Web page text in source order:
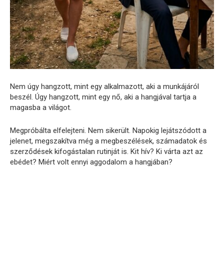
Nem úgy hangzott, mint egy alkalmazott, aki a munkájáról
beszél. Úgy hangzott, mint egy nő, aki a hangjával tartja a
magasba a világot.
Megpróbálta elfelejteni. Nem sikerült. Napokig lejátszódott a
jelenet, megszakítva még a megbeszélések, számadatok és
szerződések kifogástalan rutinját is. Kit hív? Ki várta azt az
ebédet? Miért volt ennyi aggodalom a hangjában?